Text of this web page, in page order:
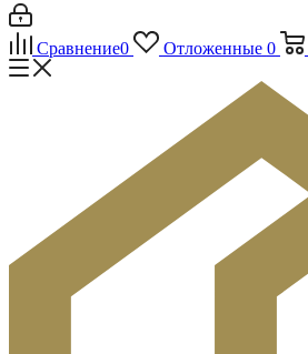
Сравнение0 Отложенные 0